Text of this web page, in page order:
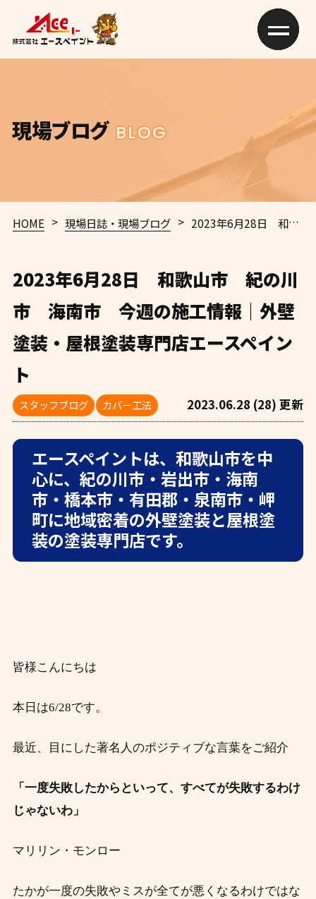
現場ブログ BLOG
HOME > 現場日誌・現場ブログ > 2023年6月28日 和歌山市 紀の川市 海南市 今週の施工情報｜外壁塗装・屋根塗装専門店エースペイント
2023年6月28日 和歌山市 紀の川
市 海南市 今週の施工情報｜外壁
塗装・屋根塗装専門店エースペイン
ト
スタッフブログ カバー工法 2023.06.28 (28) 更新
エースペイントは、和歌山市を中
心に、紀の川市・岩出市・海南
市・橋本市・有田郡・泉南市・岬
町に地域密着の外壁塗装と屋根塗
装の塗装専門店です。
皆様こんにちは
本日は6/28です。
最近、目にした著名人のポジティブな言葉をご紹介
「一度失敗したからといって、すべてが失敗するわけ
じゃないわ」
マリリン・モンロー
たかが一度の失敗やミスが全てが悪くなるわけではな